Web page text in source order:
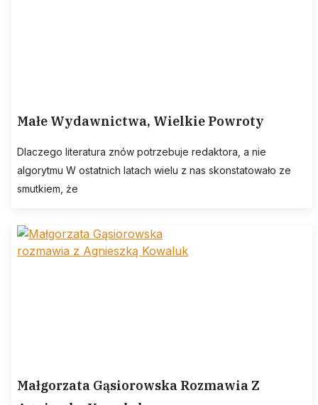
Małe Wydawnictwa, Wielkie Powroty
Dlaczego literatura znów potrzebuje redaktora, a nie
algorytmu W ostatnich latach wielu z nas skonstatowało ze
smutkiem, że
Małgorzata Gąsiorowska Rozmawia Z